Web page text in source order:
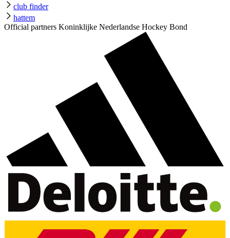
club finder
hattem
Official partners Koninklijke Nederlandse Hockey Bond